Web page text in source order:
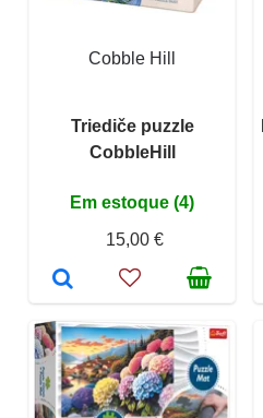
Cobble Hill
Triediče puzzle
CobbleHill
Em estoque (4)
15,00 €